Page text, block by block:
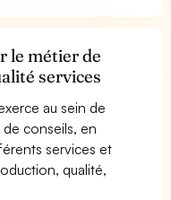
le métier de
services
au sein de
conseils, en
services et
qualité,